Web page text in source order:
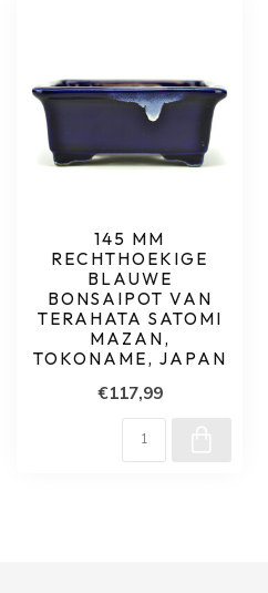
145 MM
RECHTHOEKIGE
BLAUWE
BONSAIPOT VAN
TERAHATA SATOMI
MAZAN,
TOKONAME, JAPAN
€117,99